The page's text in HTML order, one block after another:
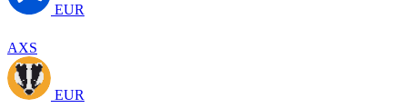
EUR
AXS
EUR